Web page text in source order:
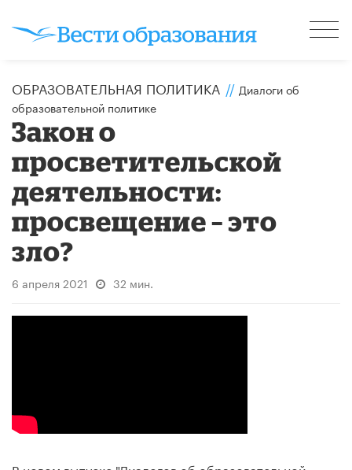
ОБРАЗОВАТЕЛЬНАЯ ПОЛИТИКА // Диалоги об
образовательной политике
Закон о
просветительской
деятельности:
просвещение – это
зло?
6 апреля 2021 32 мин.